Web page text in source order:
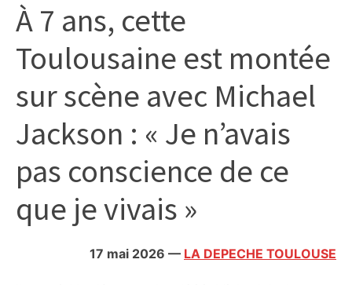
politique,
météo,
faits
et
citoyennes
À 7 ans, cette
Toulousaine est montée
sur scène avec Michael
Jackson : « Je n’avais
pas conscience de ce
que je vivais »
17 mai 2026 — LA DEPECHE TOULOUSE